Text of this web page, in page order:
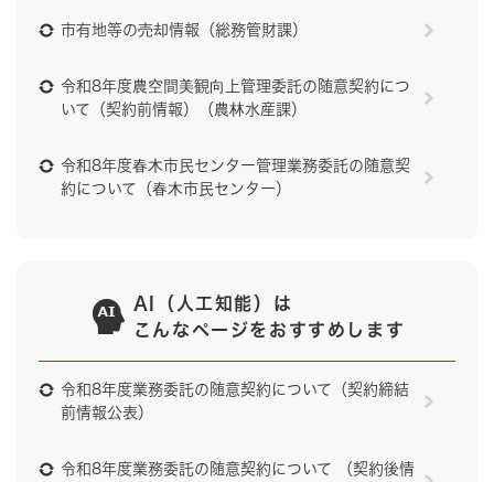
市有地等の売却情報（総務管財課）
令和8年度農空間美観向上管理委託の随意契約につ
いて（契約前情報）（農林水産課）
令和8年度春木市民センター管理業務委託の随意契
約について（春木市民センター）
AI（人工知能）は
こんなページをおすすめします
令和8年度業務委託の随意契約について（契約締結
前情報公表）
令和8年度業務委託の随意契約について （契約後情